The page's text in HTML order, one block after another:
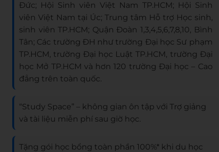
Đức; Hội Sinh viên Việt Nam TP.HCM; Hội Sinh
viên Việt Nam tại Úc; Trung tâm Hỗ trợ Học sinh,
sinh viên TP.HCM; Quận Đoàn 1,3,4,5,6,7,8,10, Bình
Tân; Các trường ĐH như trường Đại học Sư phạm
TP.HCM, trường Đại học Luật TP.HCM, trường Đại
học Mở TP.HCM và hơn 120 trường Đại học – Cao
đẳng trên toàn quốc.
“Study Space” – không gian ôn tập với Trợ giảng
và tài liệu miễn phí sau giờ học.
Tặng gói học bổng toàn phần 100%* khi du học